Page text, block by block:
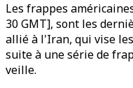
Les frappes
30 GMT], sont les
allié à l'Iran, qui vise
suite à une série de
veille.